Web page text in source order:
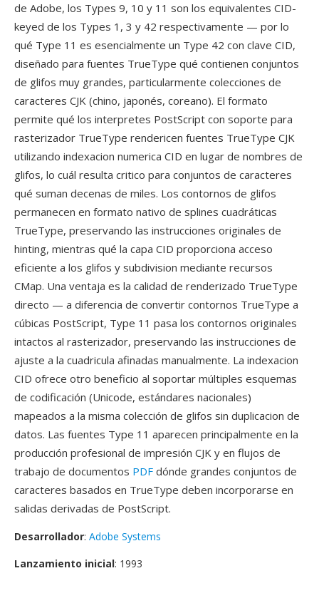
de Adobe, los Types 9, 10 y 11 son los equivalentes CID-
keyed de los Types 1, 3 y 42 respectivamente — por lo
qué Type 11 es esencialmente un Type 42 con clave CID,
diseñado para fuentes TrueType qué contienen conjuntos
de glifos muy grandes, particularmente colecciones de
caracteres CJK (chino, japonés, coreano). El formato
permite qué los interpretes PostScript con soporte para
rasterizador TrueType rendericen fuentes TrueType CJK
utilizando indexacion numerica CID en lugar de nombres de
glifos, lo cuál resulta critico para conjuntos de caracteres
qué suman decenas de miles. Los contornos de glifos
permanecen en formato nativo de splines cuadráticas
TrueType, preservando las instrucciones originales de
hinting, mientras qué la capa CID proporciona acceso
eficiente a los glifos y subdivision mediante recursos
CMap. Una ventaja es la calidad de renderizado TrueType
directo — a diferencia de convertir contornos TrueType a
cúbicas PostScript, Type 11 pasa los contornos originales
intactos al rasterizador, preservando las instrucciones de
ajuste a la cuadricula afinadas manualmente. La indexacion
CID ofrece otro beneficio al soportar múltiples esquemas
de codificación (Unicode, estándares nacionales)
mapeados a la misma colección de glifos sin duplicacion de
datos. Las fuentes Type 11 aparecen principalmente en la
producción profesional de impresión CJK y en flujos de
trabajo de documentos PDF dónde grandes conjuntos de
caracteres basados en TrueType deben incorporarse en
salidas derivadas de PostScript.
Desarrollador: Adobe Systems
Lanzamiento inicial: 1993